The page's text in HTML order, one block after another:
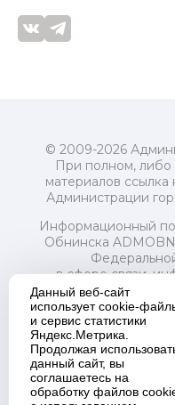
© 2009-2026
При полном, либо
материалов
Администрации
Информационный
Обнинска
в сфере связи,
и массовых
Свидетельство о
Учредитель:
распорядительный
Обнинск".
Адрес
Данный веб-сайт
использует cookie-
и сервис статистики
Яндекс.Метрика.
Продолжая
данный сайт, вы
соглашаетесь на
обработку файлов